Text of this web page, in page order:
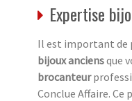
Expertise
Il est important de
bijoux anciensque
brocanteur
Conclue Affaire.